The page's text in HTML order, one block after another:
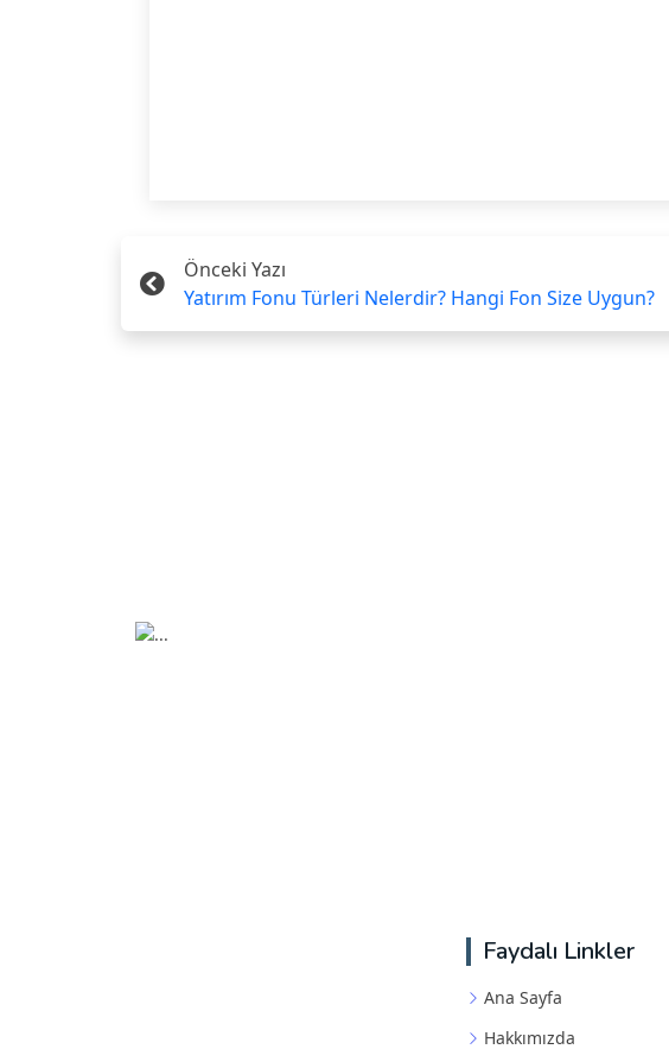
Önceki Yazı
Yatırım Fonu Türleri Nelerdir? Hangi Fon Size Uygun?
Faydalı Linkler
Ana Sayfa
Hakkımızda